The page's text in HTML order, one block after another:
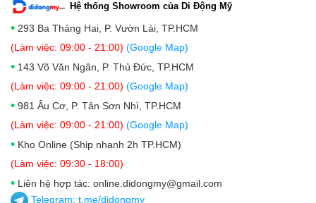
Sự nâng cấp đáng giá nhất trên A19 Pro chính là GPU
6 nhân thế hệ mới. Đặc biệt, nó tích hợp công nghệ
Ray Tracing phần cứng, cho phép dựng hình đồ họa
với hiệu ứng ánh sáng, đổ bóng và phản xạ chân thực
đến kinh ngạc.
Trải nghiệm Gaming đỉnh cao: Khi đặt iPhone 17 Pro
Max cạnh iPhone 16 Plus, hiệu suất đồ họa vượt trội
của GPU mới là không thể phủ nhận. Các tựa game
AAA nặng ký giờ đây có thể chạy cực kỳ mượt mà, tái
Hệ thống Showroom của Di Động Mỹ
• 293 Ba Tháng Hai, P. Vườn Lài, TP.HCM
(Làm việc: 09:00 - 21:00) (Google Map)
• 143 Võ Văn Ngân, P. Thủ Đức, TP.HCM
(Làm việc: 09:00 - 21:00) (Google Map)
• 981 Âu Cơ, P. Tân Sơn Nhì, TP.HCM
(Làm việc: 09:00 - 21:00) (Google Map)
• Kho Online (Ship nhanh 2h TP.HCM)
(Làm việc: 09:30 - 18:00)
• Liên hệ hợp tác: online.didongmy@gmail.com
Telegram: t.me/didongmy